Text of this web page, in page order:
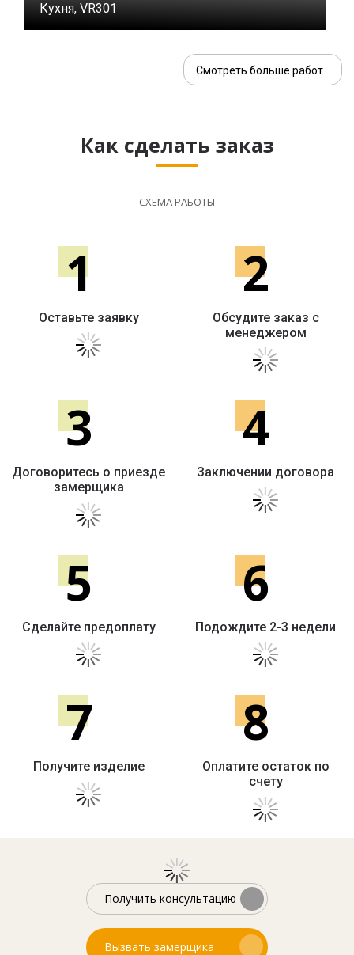
Кухня, VR301
Смотреть больше работ
Как сделать заказ
СХЕМА РАБОТЫ
1
Оставьте заявку
2
Обсудите заказ с
менеджером
3
Договоритесь о приезде
замерщика
4
Заключении договора
5
Сделайте предоплату
6
Подождите 2-3 недели
7
Получите изделие
8
Оплатите остаток по
счету
Получить консультацию
Вызвать замерщика